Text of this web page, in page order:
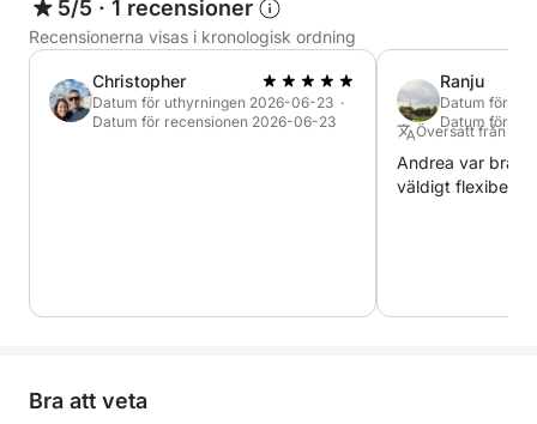
5/5 · 1 recensioner
Recensionerna visas i kronologisk ordning
Christopher
Datum för uthyrningen 2026-06-23 ·
Datum för recensionen 2026-06-23
Ranju
Datum för
Datum för
Översatt från
Andrea var bra
väldigt flexibel.
Bra att veta